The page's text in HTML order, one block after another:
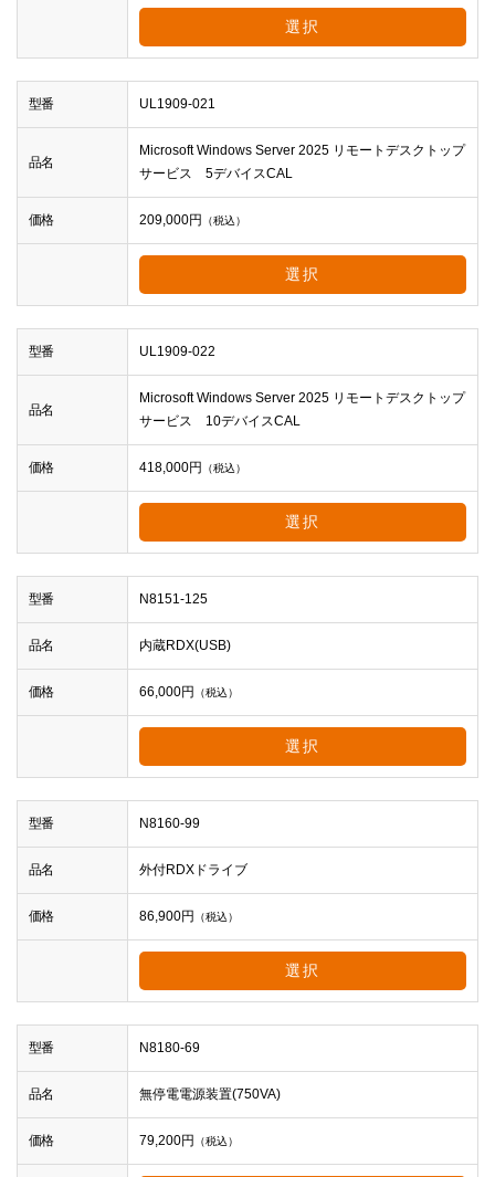
選択
型番 UL1909-021
品名
Microsoft Windows Server 2025 リモートデスクトップ
サービス 5デバイスCAL
価格 209,000円 （税込）
選択
型番 UL1909-022
品名
Microsoft Windows Server 2025 リモートデスクトップ
サービス 10デバイスCAL
価格 418,000円 （税込）
選択
型番 N8151-125
品名 内蔵RDX(USB)
価格 66,000円 （税込）
選択
型番 N8160-99
品名 外付RDXドライブ
価格 86,900円 （税込）
選択
型番 N8180-69
品名 無停電電源装置(750VA)
価格 79,200円 （税込）